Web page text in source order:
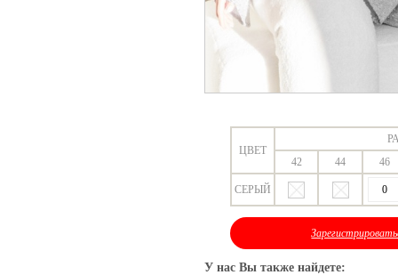
ЦВЕТ
42
44 46
СЕРЫЙ
У нас Вы также найдете: